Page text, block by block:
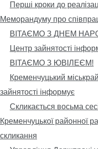
Перші кроки до
Меморандуму про
ВІТАЄМО З ДНЕМ
Центр зайнятості
ВІТАЄМО З ЮВІЛЕЄМ!
Кременчуцький
зайнятості інформує
Скликається восьма
Кременчуцької районної
скликання